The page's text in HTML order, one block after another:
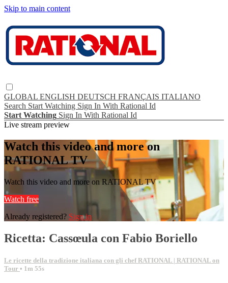
Skip to main content
GLOBAL ENGLISH DEUTSCH FRANÇAIS ITALIANO
Search Start Watching Sign In With Rational Id
Start Watching Sign In With Rational Id
Live stream preview
Watch this video and more on
RATIONAL TV
Watch this video and more on RATIONAL TV
Watch free
Already registered? Sign in
Ricetta: Cassœula con Fabio Boriello
Le ricette della tradizione italiana con gli chef RATIONAL | RATIONAL on
Tour • 1m 55s